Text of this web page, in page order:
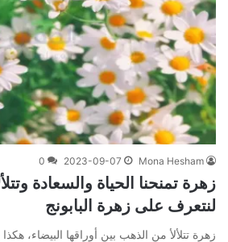
Mona Hesham
2023-09-07
0
زهرة تمنحنا الحياة والسعادة
لنتعرف على زهرة البابونج
زهرة تتلألأ من الذهب بين أوراقها البيضاء،